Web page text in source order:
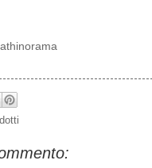
athinorama